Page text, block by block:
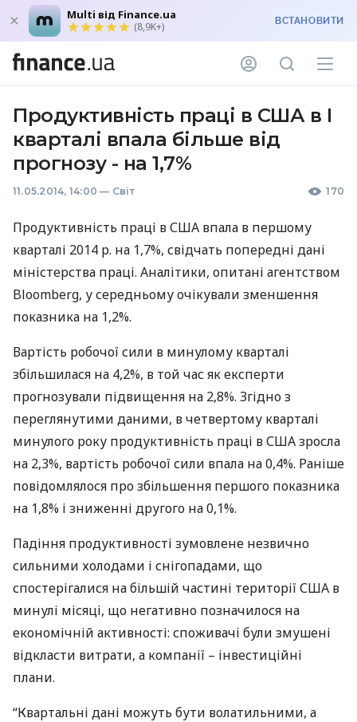
Multi від Finance.ua
(8,9K+) ВСТАНОВИТИ
Продуктивність праці в США в I
кварталі впала більше від
прогнозу - на 1,7%
11.05.2014, 14:00 — Світ 170
Продуктивність праці вСША впала в першому
кварталі 2014 р. на 1,7%, свідчать попередні дані
міністерства праці. Аналітики, опитані агентством
Bloomberg, у середньому очікували зменшення
показника на 1,2%.
Вартість робочої сили в минулому кварталі
збільшилася на 4,2%, в той час як експерти
прогнозували підвищення на 2,8%. Згідно з
переглянутими даними, в четвертому кварталі
минулого року продуктивність праці вСШАзросла
на 2,3%, вартість робочої сили впала на 0,4%. Раніше
повідомлялося про збільшення першого показника
на 1,8% і зниженні другого на 0,1%.
Падіння продуктивності зумовлене незвично
сильними холодами і снігопадами, що
спостерігалися на більшій частині території США в
минулі місяці, що негативно позначилося на
економічній активності: споживачі були змушені
відкласти витрати, а компанії – інвестиційні
плани.
“Квартальні дані можуть бути волатильними, а